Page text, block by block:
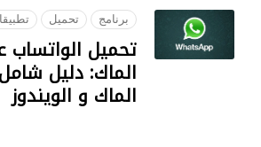
برنامج تحميل
تحميل الواتساب
الماك: دليل
الماك و الويندوز